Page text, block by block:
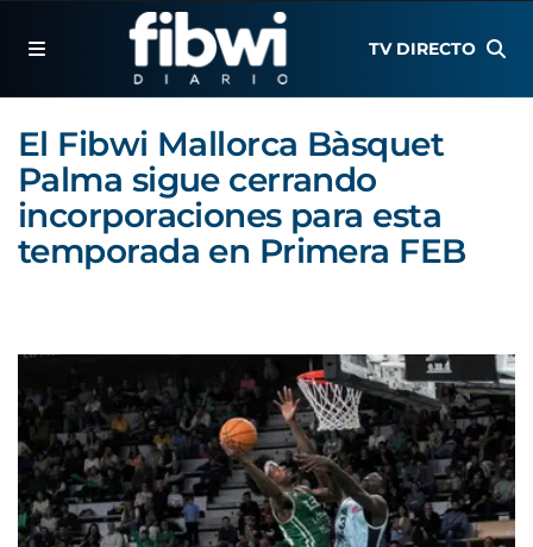
TV DIRECTO
El Fibwi Mallorca Bàsquet
Palma sigue cerrando
incorporaciones para esta
temporada en Primera FEB